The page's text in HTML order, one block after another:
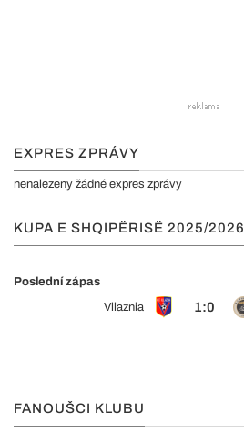
EXPRES ZPRÁVY
nenalezeny žádné expres zprávy
KUPA E SHQIPËRISË 2025/2026
Poslední zápas
Vllaznia
1:0
FANOUŠCI KLUBU